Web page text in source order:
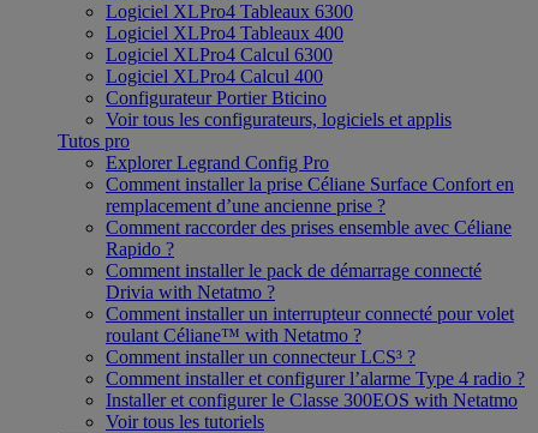
Logiciel XLPro4 Tableaux 6300
Logiciel XLPro4 Tableaux 400
Logiciel XLPro4 Calcul 6300
Logiciel XLPro4 Calcul 400
Configurateur Portier Bticino
Voir tous les configurateurs, logiciels et applis
Tutos pro
Explorer Legrand Config Pro
Comment installer la prise Céliane Surface Confort en
remplacement d’une ancienne prise ?
Comment raccorder des prises ensemble avec Céliane
Rapido ?
Comment installer le pack de démarrage connecté
Drivia with Netatmo ?
Comment installer un interrupteur connecté pour volet
roulant Céliane™ with Netatmo ?
Comment installer un connecteur LCS³ ?
Comment installer et configurer l’alarme Type 4 radio ?
Installer et configurer le Classe 300EOS with Netatmo
Voir tous les tutoriels